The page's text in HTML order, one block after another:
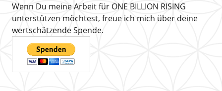
Wenn Du meine Arbeit für ONE BILLION RISING
unterstützen möchtest, freue ich mich über deine
wertschätzende Spende.